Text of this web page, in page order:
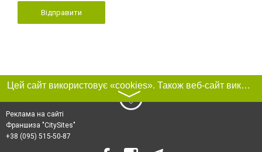
Відправити
Цей сайт використовує «cookies». Також веб-сайт використовує інтернет-сервіс для збору технічних даних стосовно відвідувачів з метою отримання маркетингової та статистичної інформації. Умови обробки даних відвідувачів сайту див.
〉
Реклама на сайті
Франшиза "CitySites"
+38 (095) 515-50-87